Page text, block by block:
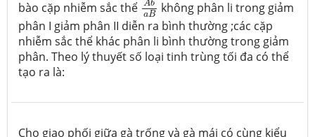
bào cặp nhiễm sắc thể
Ab
aB
không phân li trong giảm
phân I giảm phân II diễn ra bình thường ;các cặp
nhiễm sắc thể khác phân li bình thường trong giảm
phân. Theo lý thuyết số loại tinh trùng tối đa có thể
tạo ra là:
Cho giao phối giữa gà trống và gà mái có cùng kiểu